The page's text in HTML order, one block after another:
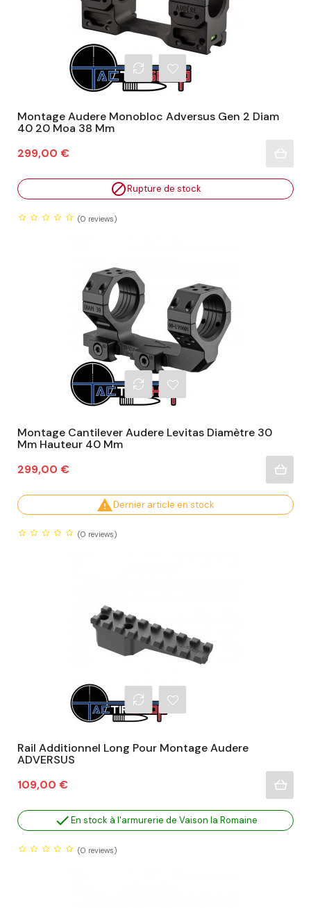
Montage Audere Monobloc Adversus Gen 2 Diam
40 20 Moa 38 Mm
Prix
299,00 €
Rupture de stock
(0 reviews)
Montage Cantilever Audere Levitas Diamètre 30
Mm Hauteur 40 Mm
Prix
299,00 €
Dernier article en stock
(0 reviews)
Rail Additionnel Long Pour Montage Audere
ADVERSUS
Prix
109,00 €
En stock à l'armurerie de Vaison la Romaine
(0 reviews)